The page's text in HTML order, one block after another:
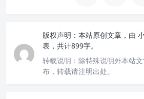
版权声明： 本站原创文章，由
表，共计899字。
转载说明： 除特殊说明外本站
布，转载请注明出处。